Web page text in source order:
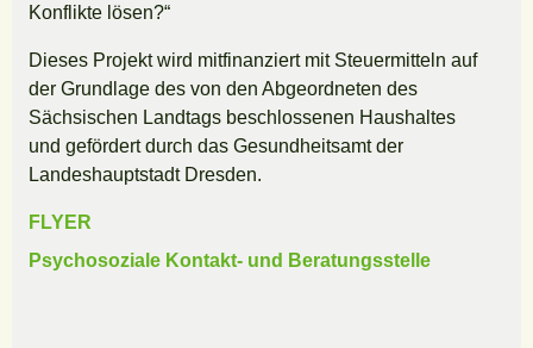
Konflikte lösen?“
Dieses Projekt wird mitfinanziert mit Steuermitteln auf
der Grundlage des von den Abgeordneten des
Sächsischen Landtags beschlossenen Haushaltes
und gefördert durch das Gesundheitsamt der
Landeshauptstadt Dresden.
FLYER
Psychosoziale Kontakt- und Beratungsstelle